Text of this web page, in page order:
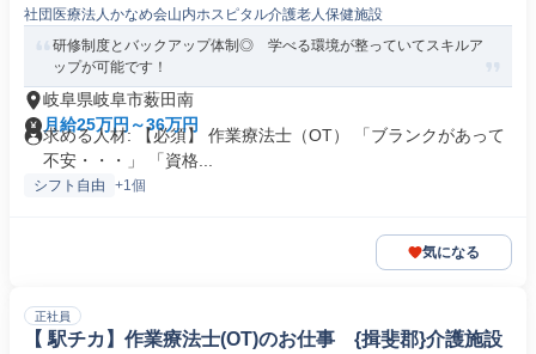
社団医療法人かなめ会山内ホスピタル介護老人保健施設
研修制度とバックアップ体制◎ 学べる環境が整っていてスキルア
ップが可能です！
岐阜県岐阜市薮田南
月給25万円～36万円
求める人材: 【必須】 作業療法士（OT） 「ブランクがあって
不安・・・」 「資格...
シフト自由 +1個
気になる
正社員
【 駅チカ】作業療法士(OT)のお仕事 {揖斐郡}介護施設